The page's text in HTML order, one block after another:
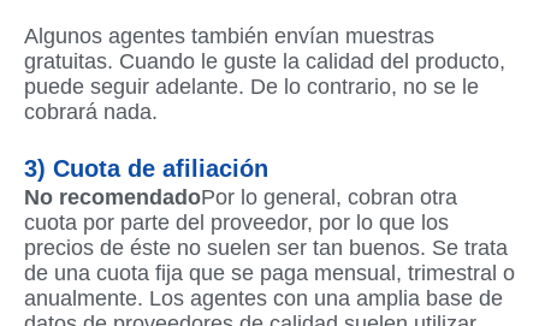
Algunos agentes también envían muestras
gratuitas. Cuando le guste la calidad del producto,
puede seguir adelante. De lo contrario, no se le
cobrará nada.
3) Cuota de afiliación
No recomendadoPor lo general, cobran otra
cuota por parte del proveedor, por lo que los
precios de éste no suelen ser tan buenos. Se trata
de una cuota fija que se paga mensual, trimestral o
anualmente. Los agentes con una amplia base de